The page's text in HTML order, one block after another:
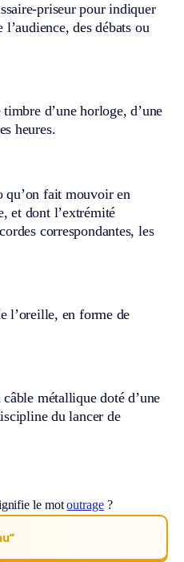
priseur pour indiquer
des débats ou
d’une horloge, d’une
heures.
qu’on fait mouvoir en
et dont l’extrémité
correspondantes, les
l’oreille, en forme de
métallique doté d’une
du lancer de
le motoutrage?